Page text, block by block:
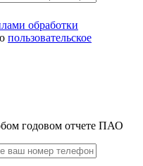
обработки
пользовательское
годовом отчете ПАО